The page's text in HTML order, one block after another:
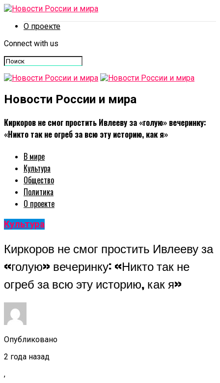
О проекте
Connect with us
Новости России и мира
Киркоров не смог простить Ивлееву за «голую» вечеринку:
«Никто так не огреб за всю эту историю, как я»
В мире
Культура
Общество
Политика
О проекте
Культура
Киркоров не смог простить Ивлееву за
«голую» вечеринку: «Никто так не
огреб за всю эту историю, как я»
Опубликовано
2 года назад
,